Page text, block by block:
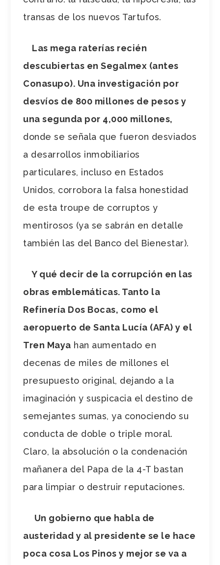
transas de los nuevos Tartufos.
Las mega raterías recién
descubiertas en Segalmex (antes
Conasupo). Una investigación por
desvíos de 800 millones de pesos y
una segunda por 4,000 millones,
donde se señala que fueron desviados
a desarrollos inmobiliarios
particulares, incluso en Estados
Unidos, corrobora la falsa honestidad
de esta troupe de corruptos y
mentirosos (ya se sabrán en detalle
también las del Banco del Bienestar).
Y qué decir de la corrupción en las
obras emblemáticas. Tanto la
Refinería Dos Bocas, como el
aeropuerto de Santa Lucía (AFA) y el
Tren Maya han aumentado en
decenas de miles de millones el
presupuesto original, dejando a la
imaginación y suspicacia el destino de
semejantes sumas, ya conociendo su
conducta de doble o triple moral.
Claro, la absolución o la condenación
mañanera del Papa de la 4-T bastan
para limpiar o destruir reputaciones.
Un gobierno que habla de
austeridad y al presidente se le hace
poca cosa Los Pinos y mejor se va a